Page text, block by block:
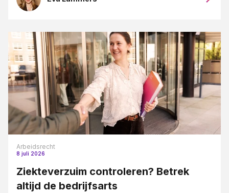
Arbeidsrecht
8 juli 2026
Ziekteverzuim controleren? Betrek
altijd de bedrijfsarts